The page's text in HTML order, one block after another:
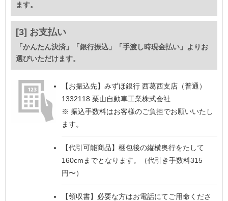
ます。
[3] お支払い
「かんたん決済」「銀行振込」「手渡し時現金払い」よりお
選びいただけます。
【お振込先】 みずほ銀行 西葛西支店（普通）
1332118 栗山自動車工業株式会社
※ 振込手数料はお客様のご負担でお願いいたし
ます。
【代引可能商品】 梱包後の縦横奥行をたして
160cmまでとなります。（代引き手数料315
円〜）
【領収書】 必要な方はお電話にてご用命くださ